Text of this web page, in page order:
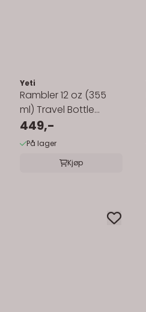
Yeti
Rambler 12 oz (355
ml) Travel Bottle
White
449,-
På lager
Kjøp